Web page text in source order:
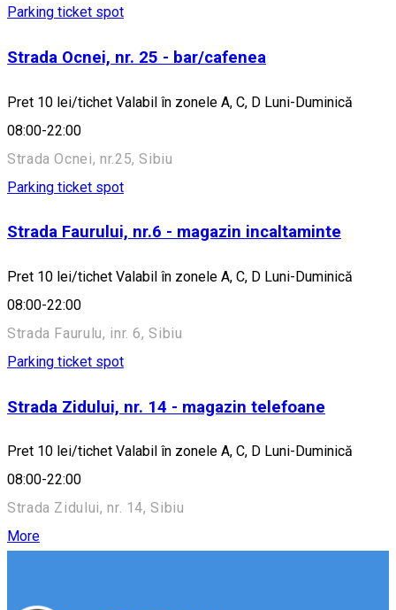
Parking ticket spot
Strada Ocnei, nr. 25 - bar/cafenea
Pret 10 lei/tichet Valabil în zonele A, C, D Luni-Duminică
08:00-22:00
Strada Ocnei, nr.25, Sibiu
Parking ticket spot
Strada Faurului, nr.6 - magazin incaltaminte
Pret 10 lei/tichet Valabil în zonele A, C, D Luni-Duminică
08:00-22:00
Strada Faurulu, inr. 6, Sibiu
Parking ticket spot
Strada Zidului, nr. 14 - magazin telefoane
Pret 10 lei/tichet Valabil în zonele A, C, D Luni-Duminică
08:00-22:00
Strada Zidului, nr. 14, Sibiu
More